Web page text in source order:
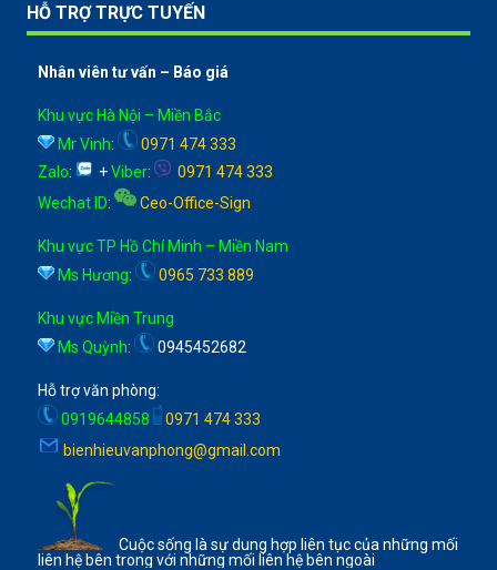
HỖ TRỢ TRỰC TUYẾN
Nhân viên tư vấn – Báo giá
Khu vực Hà Nội – Miền Bắc
Mr Vinh:
0971 474 333
Zalo: +Viber:
0971 474 333
Wechat ID: Ceo-Office-Sign
Khu vực TP Hồ Chí Minh – Miền Nam
Ms Hương: 0965 733 889
Khu vực Miền Trung
Ms Quỳnh: 0945452682
Hỗ trợ văn phòng:
0919644858
0971 474 333
bienhieuvanphong@gmail.com
Cuộc sống là sự dung hợp liên tục của những mối
liên hệ bên trong với những mối liên hệ bên ngoài